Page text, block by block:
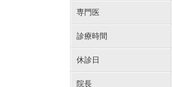
専門医
診療時間
休診日
院長